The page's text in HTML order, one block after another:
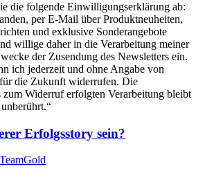
die folgende Einwilligungserklärung ab:
per E-Mail über Produktneuheiten,
und exklusive Sonderangebote
willige daher in die Verarbeitung meiner
der Zusendung des Newsletters ein.
ich jederzeit und ohne Angabe von
die Zukunft widerrufen. Die
Widerruf erfolgten Verarbeitung bleibt
Erfolgsstory sein?